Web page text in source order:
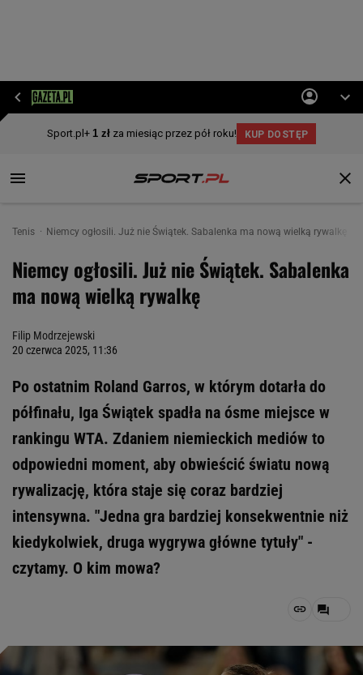
Tenis Niemcy ogłosili. Już nie Świątek. Sabalenka ma nową wielką rywalkę
Niemcy ogłosili. Już nie Świątek. Sabalenka
ma nową wielką rywalkę
Filip Modrzejewski
20 czerwca 2025, 11:36
Po ostatnim Roland Garros, w którym dotarła do
półfinału, Iga Świątek spadła na ósme miejsce w
rankingu WTA. Zdaniem niemieckich mediów to
odpowiedni moment, aby obwieścić światu nową
rywalizację, która staje się coraz bardziej
intensywna. "Jedna gra bardziej konsekwentnie niż
kiedykolwiek, druga wygrywa główne tytuły" -
czytamy. O kim mowa?